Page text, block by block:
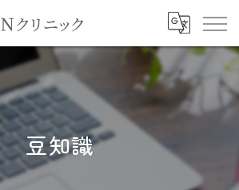
豆知識